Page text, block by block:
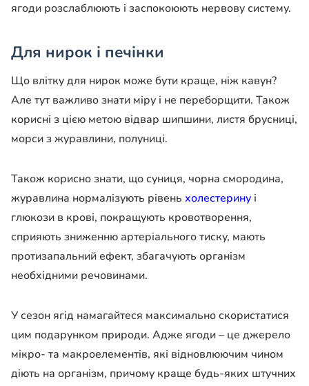
ягоди розслаблюють і заспокоюють нервову систему.
Для нирок і печінки
Що влітку для нирок може бути краще, ніж кавун?
Але тут важливо знати міру і не переборщити. Також
корисні з цією метою відвар шипшини, листя брусниці,
морси з журавлини, полуниці.
Також корисно знати, що суниця, чорна смородина,
журавлина нормалізують рівень холестерину і
глюкози в крові, покращують кровотворення,
сприяють зниженню артеріального тиску, мають
протизапальний ефект, збагачують організм
необхідними речовинами.
У сезон ягід намагайтеся максимально скористатися
цим подарунком природи. Адже ягоди – це джерело
мікро- та макроелементів, які відновлюючим чином
діють на організм, причому краще будь-яких штучних